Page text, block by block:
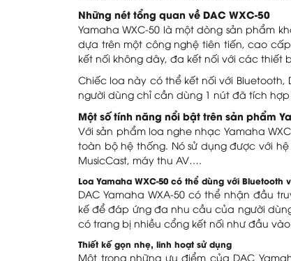
Những nét tổng quan về DAC WXC-50
Yamaha WXC-50 là một dòng sản phẩm
dựa trên một công nghệ tiên tiến, cao
kết nối không dây, đa kết nối với các thiết
Chiếc loa này có thể kết nối với
người dùng chỉ cần dùng 1 nút đã tích
Một số tính năng nổi bật trên sản phẩm
Với sản phẩm loa nghe nhạc Yamaha
toàn bộ hệ thống. Nó sử dụng được với
MusicCast, máy thu AV….
Loa Yamaha WXC-50 có thể dùng với Bluetooth
DAC Yamaha WXA-50 có thể nhận đầu
kế để đáp ứng đa nhu cầu của người
có trang bị nhiều cổng kết nối như đầu
Thiết kế gọn nhẹ, linh hoạt sử dụng